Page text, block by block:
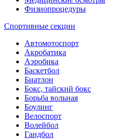
Физиопроцедуры
Спортивные секции
Автомотоспорт
Акробатика
Аэробика
Баскетбол
Биатлон
Бокс, тайский бокс
Борьба вольная
Боулинг
Велоспорт
Волейбол
Гандбол